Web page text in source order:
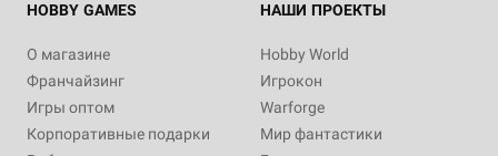
HOBBY GAMES
О магазине
Франчайзинг
Игры оптом
Корпоративные подарки
НАШИ ПРОЕКТЫ
Hobby World
Игрокон
Warforge
Мир фантастики